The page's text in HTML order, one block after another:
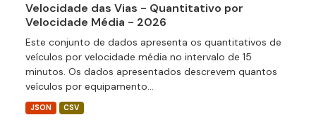
Velocidade das Vias - Quantitativo por
Velocidade Média - 2026
Este conjunto de dados apresenta os quantitativos de
veículos por velocidade média no intervalo de 15
minutos. Os dados apresentados descrevem quantos
veículos por equipamento...
JSON CSV